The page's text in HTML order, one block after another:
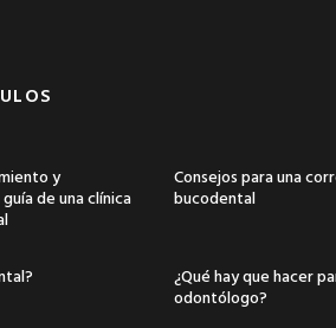
y
de una clínica
Consejos para una
bucodental
¿Qué hay que hacer
odontólogo?